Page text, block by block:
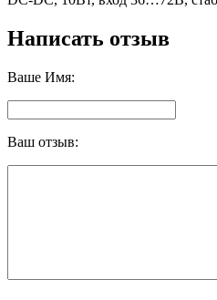
Написать отзыв
Ваше Имя:
Ваш отзыв: